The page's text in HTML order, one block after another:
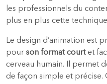
les professionnels du
plus en plus cette
Le design d’animation est
pour son format courtet
cerveau humain. Il permet
de façon simple et précise.